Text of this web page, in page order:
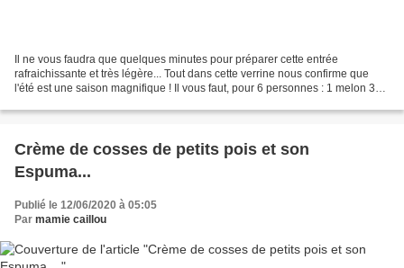
Il ne vous faudra que quelques minutes pour préparer cette entrée
rafraichissante et très légère... Tout dans cette verrine nous confirme que
l'été est une saison magnifique ! Il vous faut, pour 6 personnes : 1 melon 3
Crème de cosses de petits pois et son
Espuma...
Publié le 12/06/2020 à 05:05
Par mamie caillou